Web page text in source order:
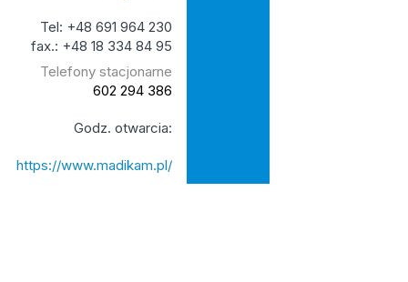
Tel: +48 691 964 230
fax.: +48 18 334 84 95
Telefony stacjonarne
602 294 386
Godz. otwarcia:
https://www.madikam.pl/